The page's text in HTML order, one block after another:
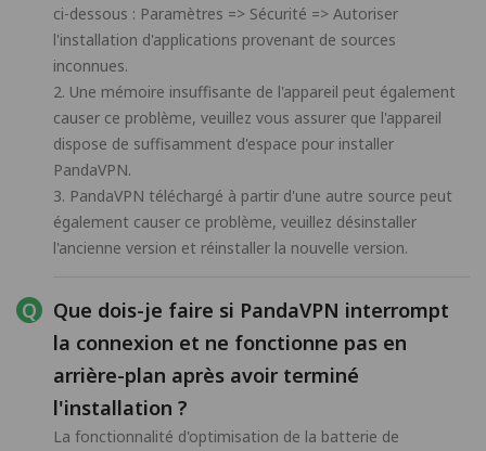
ci-dessous : Paramètres => Sécurité => Autoriser
l'installation d'applications provenant de sources
inconnues.
2. Une mémoire insuffisante de l'appareil peut également
causer ce problème, veuillez vous assurer que l'appareil
dispose de suffisamment d'espace pour installer
PandaVPN.
3. PandaVPN téléchargé à partir d'une autre source peut
également causer ce problème, veuillez désinstaller
l'ancienne version et réinstaller la nouvelle version.
Que dois-je faire si PandaVPN interrompt
la connexion et ne fonctionne pas en
arrière-plan après avoir terminé
l'installation ?
La fonctionnalité d'optimisation de la batterie de